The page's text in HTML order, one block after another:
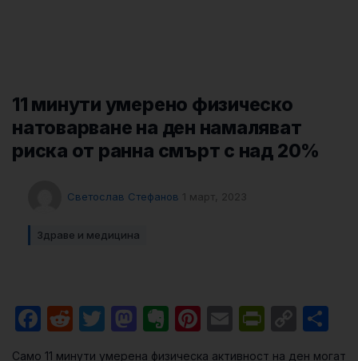
11 минути умерено физическо
натоварване на ден намаляват
риска от ранна смърт с над 20%
Светослав Стефанов 1 март, 2023
Здраве и медицина
Facebook
RedditTwitter
Mastodon
Evernote
Pinterest
Email
Само 11 минути умерена физическа активност на ден могат